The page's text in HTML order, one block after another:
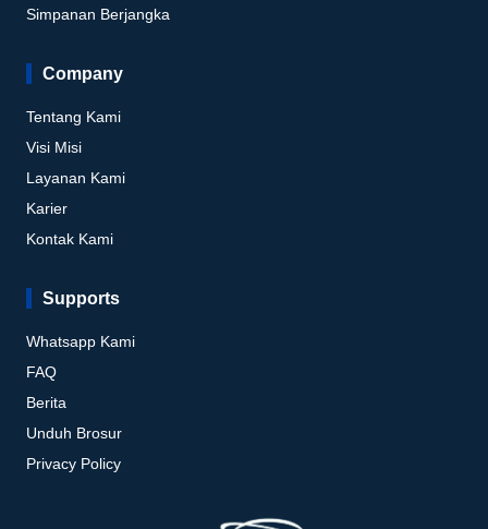
Simpanan Berjangka
Company
Tentang Kami
Visi Misi
Layanan Kami
Karier
Kontak Kami
Supports
Whatsapp Kami
FAQ
Berita
Unduh Brosur
Privacy Policy